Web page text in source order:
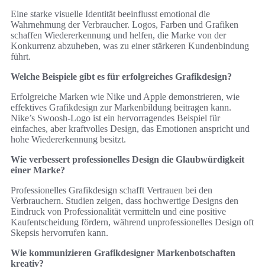
Eine starke visuelle Identität beeinflusst emotional die
Wahrnehmung der Verbraucher. Logos, Farben und Grafiken
schaffen Wiedererkennung und helfen, die Marke von der
Konkurrenz abzuheben, was zu einer stärkeren Kundenbindung
führt.
Welche Beispiele gibt es für erfolgreiches Grafikdesign?
Erfolgreiche Marken wie Nike und Apple demonstrieren, wie
effektives Grafikdesign zur Markenbildung beitragen kann.
Nike’s Swoosh-Logo ist ein hervorragendes Beispiel für
einfaches, aber kraftvolles Design, das Emotionen anspricht und
hohe Wiedererkennung besitzt.
Wie verbessert professionelles Design die Glaubwürdigkeit
einer Marke?
Professionelles Grafikdesign schafft Vertrauen bei den
Verbrauchern. Studien zeigen, dass hochwertige Designs den
Eindruck von Professionalität vermitteln und eine positive
Kaufentscheidung fördern, während unprofessionelles Design oft
Skepsis hervorrufen kann.
Wie kommunizieren Grafikdesigner Markenbotschaften
kreativ?